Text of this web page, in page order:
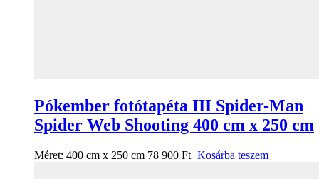
Pókember fotótapéta III Spider-Man
Spider Web Shooting 400 cm x 250 cm
Méret: 400 cm x 250 cm 78 900 Ft Kosárba teszem